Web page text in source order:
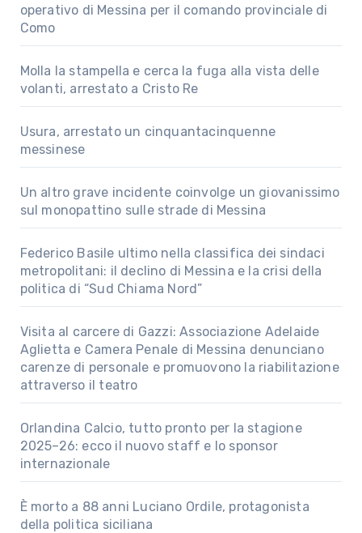
operativo di Messina per il comando provinciale di
Como
Molla la stampella e cerca la fuga alla vista delle
volanti, arrestato a Cristo Re
Usura, arrestato un cinquantacinquenne
messinese
Un altro grave incidente coinvolge un giovanissimo
sul monopattino sulle strade di Messina
Federico Basile ultimo nella classifica dei sindaci
metropolitani: il declino di Messina e la crisi della
politica di “Sud Chiama Nord”
Visita al carcere di Gazzi: Associazione Adelaide
Aglietta e Camera Penale di Messina denunciano
carenze di personale e promuovono la riabilitazione
attraverso il teatro
Orlandina Calcio, tutto pronto per la stagione
2025–26: ecco il nuovo staff e lo sponsor
internazionale
È morto a 88 anni Luciano Ordile, protagonista
della politica siciliana